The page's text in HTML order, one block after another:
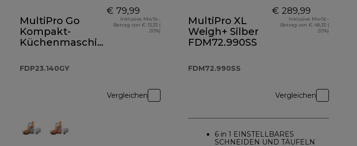
MultiPro Go
Kompakt-
Küchenmaschine
FDP23.140GY
FDP23.140GY
€ 79,99
Inklusive MwSt.-
Betrag von € 13,33 (
20%)
Vergleichen
MultiPro XL
Weigh+ Silber
FDM72.990SS
FDM72.990SS
€ 289,99
Inklusive MwSt.-
Betrag von € 48,33 (
20%)
Vergleichen
6 in 1 EINSTELLBARES
SCHNEIDEN UND TÄUFELN